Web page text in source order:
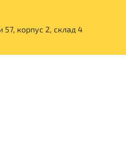
57, корпус 2, склад 4